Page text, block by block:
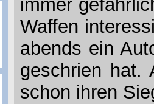
immer
Waffen
abends ein
geschrien hat.
schon ihren